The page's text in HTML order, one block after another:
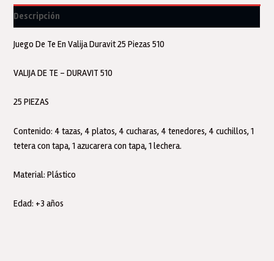
Piezas-
Duravit
cantidad
Descripción
Juego De Te En Valija Duravit 25 Piezas 510
VALIJA DE TE – DURAVIT 510
25 PIEZAS
Contenido: 4 tazas, 4 platos, 4 cucharas, 4 tenedores, 4 cuchillos, 1
tetera con tapa, 1 azucarera con tapa, 1 lechera.
Material: Plástico
Edad: +3 años